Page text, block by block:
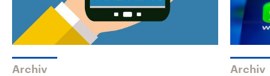
Archiv Archiv